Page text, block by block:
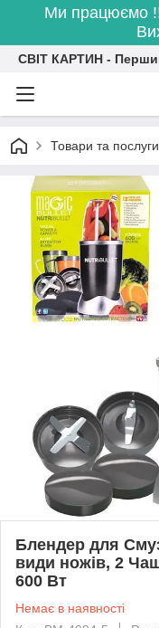
Ми працюємо
СВІТ КАРТИН - Перший
Товари та послуги
Блендер для
види ножів, 2
600 Вт
Немає в наявності